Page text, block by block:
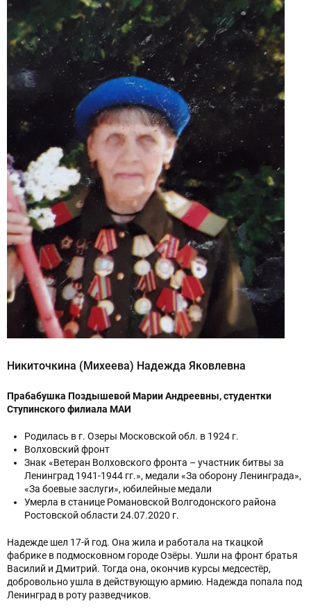
Никиточкина (Михеева) Надежда Яковлевна
Прабабушка Поздышевой Марии Андреевны, студентки
Ступинского филиала МАИ
Родилась в г. Озеры Московской обл. в 1924 г.
Волховский фронт
Знак «Ветеран Волховского фронта – участник битвы за
Ленинград 1941-1944 гг.», медали «За оборону Ленинграда»,
«За боевые заслуги», юбилейные медали
Умерла в станице Романовской Волгодонского района
Ростовской области 24.07.2020 г.
Надежде шел 17-й год. Она жила и работала на ткацкой
фабрике в подмосковном городе Озёры. Ушли на фронт братья
Василий и Дмитрий. Тогда она, окончив курсы медсестёр,
добровольно ушла в действующую армию. Надежда попала под
Ленинград в роту разведчиков.